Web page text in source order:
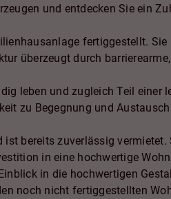
und entdecken Sie ein
fertiggestellt.
überzeugt durch
leben und zugleich Teil einer
zu Begegnung und
ist bereits zuverlässig
in eine hochwertige
in die hochwertigen
noch nicht fertiggestellten